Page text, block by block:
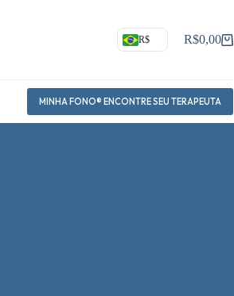
R$ Carrinho
R$0,00
MINHA FONO® ENCONTRE SEU TERAPEUTA